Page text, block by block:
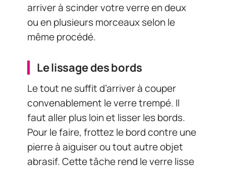
arriver à scinder votre verre en deux
ou en plusieurs morceaux selon le
même procédé.
Le lissage des bords
Le tout ne suffit d’arriver à couper
convenablement le verre trempé. Il
faut aller plus loin et lisser les bords.
Pour le faire, frottez le bord contre une
pierre à aiguiser ou tout autre objet
abrasif. Cette tâche rend le verre lisse